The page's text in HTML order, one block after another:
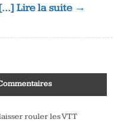
Lire la suite →
rouler les VTT